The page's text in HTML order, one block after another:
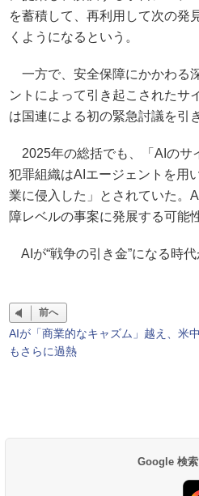
を蓄積して、再利用して次の発
くようになるという。
一方で、安全保障にかかわる
ントによって引き起こされたサ
は国連による初の緊急討議を引
2025年の総括でも、「AIのサ
犯罪組織はAIエージェントを用
業に侵入した」とされていた。
障レベルの事案に発展する可能
AIが“戦争の引き金”になる時
前へ
AIが「商業的なキャズム」越え、米
もさらに過熱
Google 検索